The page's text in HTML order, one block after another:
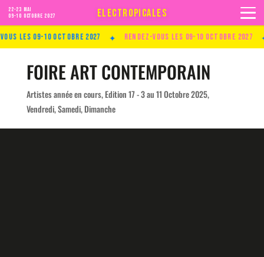
22-23 MAI
09-10 Octobre 2027
ELECTROPICALES
les 09-10 Octobre 2027 Rendez-vous les 09-10 Octobre 2027
FOIRE ART CONTEMPORAIN
Artistes année en cours,Edition 17 - 3 au 11 Octobre 2025,
Vendredi, Samedi, Dimanche